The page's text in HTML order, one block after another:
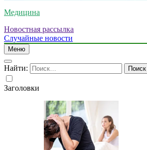
Медицина
Новостная рассылка
Случайные новости
Меню
Найти:
Заголовки